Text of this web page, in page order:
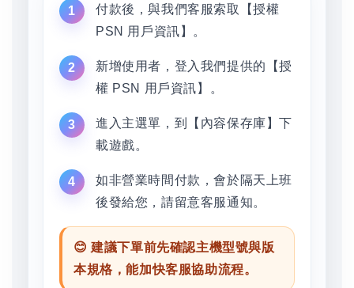
付款後，與我們客服索取【授權
PSN 用戶資訊】。
新增使用者，登入我們提供的【授
權 PSN 用戶資訊】。
進入主選單，到【內容保存庫】下
載遊戲。
如非營業時間付款，會於隔天上班
後發給您，請留意客服通知。
😊 建議下單前先確認主機型號與版
本規格，能加快客服協助流程。